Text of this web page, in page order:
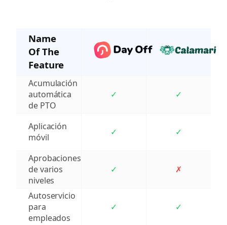
Name
Of The
Feature
Acumulación
automática
de PTO
✓ ✓
Aplicación
móvil
✓ ✓
Aprobaciones
de varios
niveles
✓ ✗
Autoservicio
para
empleados
✓ ✓